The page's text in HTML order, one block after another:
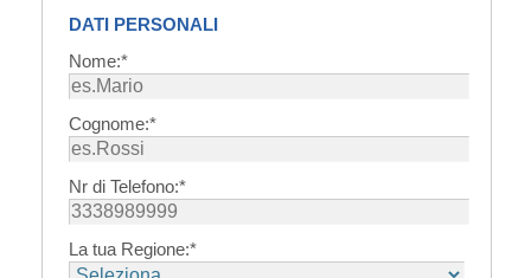
DATI PERSONALI
Nome:*
Cognome:*
Nr di Telefono:*
La tua Regione:*